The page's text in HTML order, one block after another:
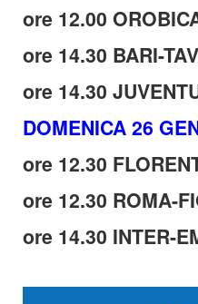
ore 12.00
ore 14.30 BARI-
ore 14.30
DOMENICA 26
ore 12.30
ore 12.30 ROMA-
ore 14.30 INTER-